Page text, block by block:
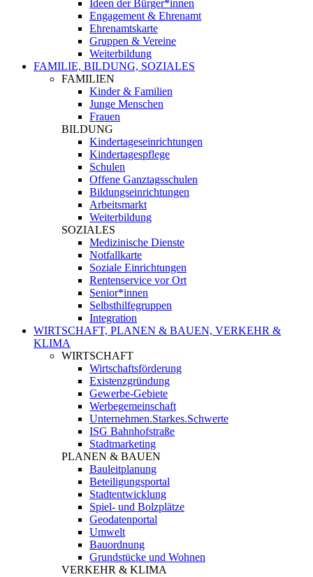
Ideen der Bürger*innen
Engagement & Ehrenamt
Ehrenamtskarte
Gruppen & Vereine
Weiterbildung
FAMILIE, BILDUNG, SOZIALES
FAMILIEN
Kinder & Familien
Junge Menschen
Frauen
BILDUNG
Kindertageseinrichtungen
Kindertagespflege
Schulen
Offene Ganztagsschulen
Bildungseinrichtungen
Arbeitsmarkt
Weiterbildung
SOZIALES
Medizinische Dienste
Notfallkarte
Soziale Einrichtungen
Rentenservice vor Ort
Senior*innen
Selbsthilfegruppen
Integration
WIRTSCHAFT, PLANEN & BAUEN, VERKEHR &
KLIMA
WIRTSCHAFT
Wirtschaftsförderung
Existenzgründung
Gewerbe-Gebiete
Werbegemeinschaft
Unternehmen.Starkes.Schwerte
ISG Bahnhofstraße
Stadtmarketing
PLANEN & BAUEN
Bauleitplanung
Beteiligungsportal
Stadtentwicklung
Spiel- und Bolzplätze
Geodatenportal
Umwelt
Bauordnung
Grundstücke und Wohnen
VERKEHR & KLIMA